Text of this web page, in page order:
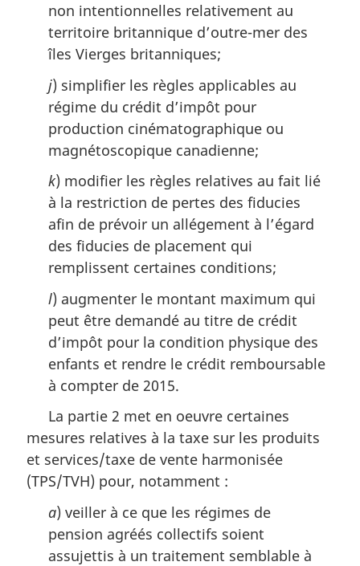
non intentionnelles relativement au
territoire britannique d’outre-mer des
îles Vierges britanniques;
j) simplifier les règles applicables au
régime du crédit d’impôt pour
production cinématographique ou
magnétoscopique canadienne;
k) modifier les règles relatives au fait lié
à la restriction de pertes des fiducies
afin de prévoir un allégement à l’égard
des fiducies de placement qui
remplissent certaines conditions;
l) augmenter le montant maximum qui
peut être demandé au titre de crédit
d’impôt pour la condition physique des
enfants et rendre le crédit remboursable
à compter de 2015.
La partie 2 met en oeuvre certaines
mesures relatives à la taxe sur les produits
et services/taxe de vente harmonisée
(TPS/TVH) pour, notamment :
a) veiller à ce que les régimes de
pension agréés collectifs soient
assujettis à un traitement semblable à